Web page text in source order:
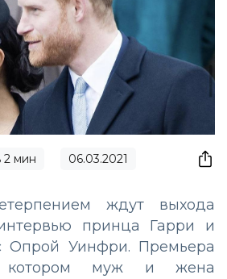
2 мин 06.03.2021
ждут выхода
принца Гарри и
Уинфри. Премьера
котором муж и жена